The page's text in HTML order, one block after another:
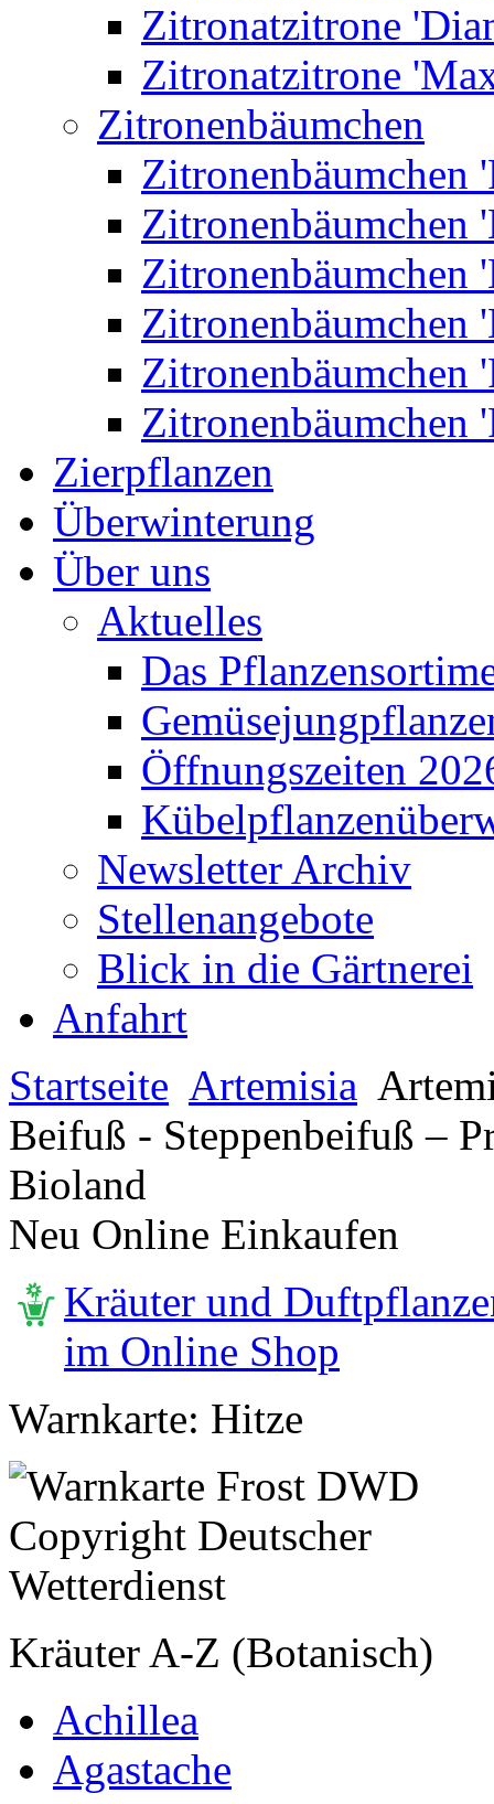
Zitronatzitrone
Zitronatzitrone
Zitronenbäumchen
Zitronenbäumchen
Zitronenbäumchen
Zitronenbäumchen
Zitronenbäumchen
Zitronenbäumchen
Zitronenbäumchen
Zierpflanzen
Überwinterung
Über uns
Aktuelles
Das
Öffnungszeiten
Newsletter Archiv
Stellenangebote
Blick in die Gärtnerei
Anfahrt
Startseite Artemisia
Beifuß - Steppenbeifuß –
Bioland
Neu Online Einkaufen
Kräuter und
im Online Shop
Warnkarte: Hitze
Kräuter A-Z (Botanisch)
Achillea
Agastache